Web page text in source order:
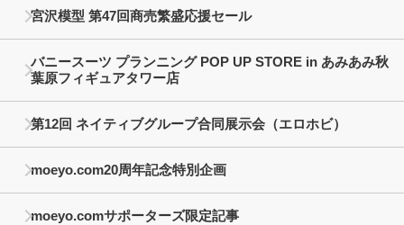
宮沢模型 第47回商売繁盛応援セール
バニースーツ プランニング POP UP STORE in あみあみ秋
葉原フィギュアタワー店
第12回 ネイティブグループ合同展示会（エロホビ）
moeyo.com20周年記念特別企画
moeyo.comサポーターズ限定記事